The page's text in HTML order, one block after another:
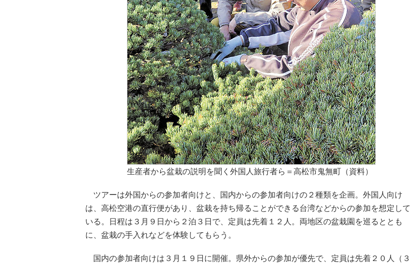
生産者から盆栽の説明を聞く外国人旅行者ら＝高松市鬼無町（資料）
ツアーは外国からの参加者向けと、国内からの参加者向けの２種類を企画。外国人向け
は、高松空港の直行便があり、盆栽を持ち帰ることができる台湾などからの参加を想定して
いる。日程は３月９日から２泊３日で、定員は先着１２人。両地区の盆栽園を巡るととも
に、盆栽の手入れなどを体験してもらう。
国内の参加者向けは３月１９日に開催。県外からの参加が優先で、定員は先着２０人（３